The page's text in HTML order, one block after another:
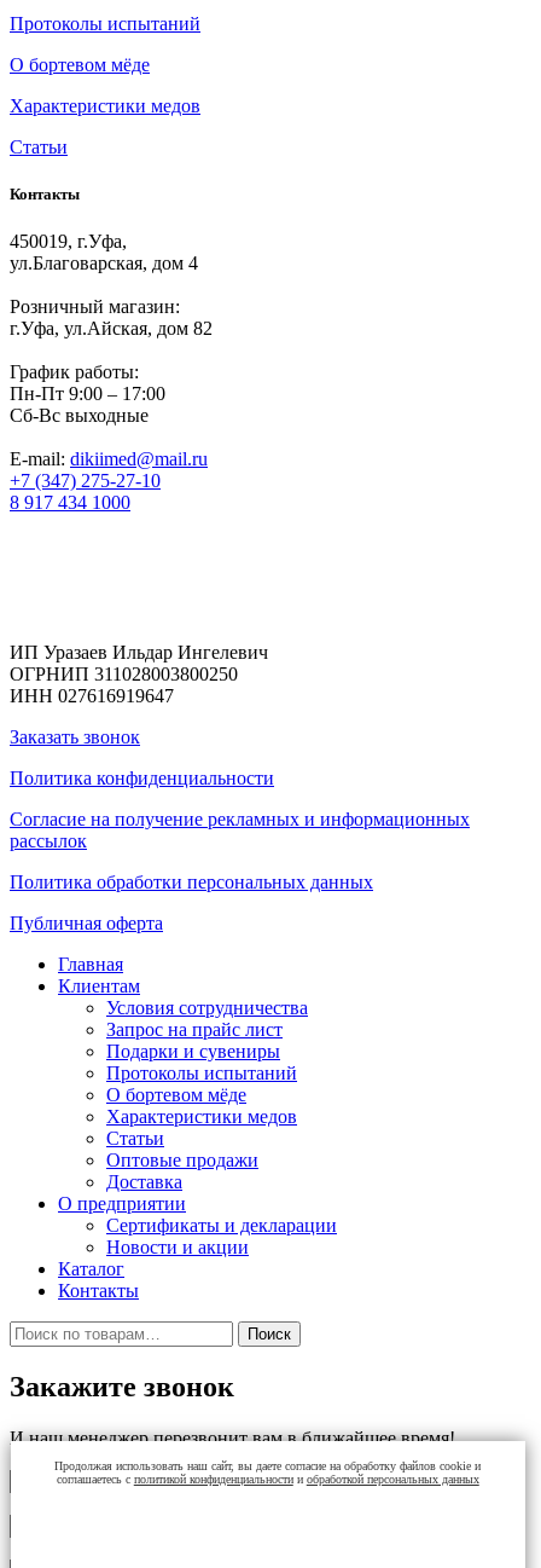
Протоколы испытаний
О бортевом мёде
Характеристики медов
Статьи
Контакты
450019, г.Уфа,
ул.Благоварская, дом 4
Розничный магазин:
г.Уфа, ул.Айская, дом 82
График работы:
Пн-Пт 9:00 – 17:00
Сб-Вс выходные
E-mail: dikiimed@mail.ru
+7 (347) 275-27-10
8 917 434 1000
ИП Уразаев Ильдар Ингелевич
ОГРНИП 311028003800250
ИНН 027616919647
Заказать звонок
Политика конфиденциальности
Согласие на получение рекламных и информационных
рассылок
Политика обработки персональных данных
Публичная оферта
Главная
Клиентам
Условия сотрудничества
Запрос на прайс лист
Подарки и сувениры
Протоколы испытаний
О бортевом мёде
Характеристики медов
Статьи
Оптовые продажи
Доставка
О предприятии
Сертификаты и декларации
Новости и акции
Каталог
Контакты
Искать:
Поиск
Закажите звонок
И наш менеджер перезвонит вам в ближайшее время!
Продолжая использовать наш сайт, вы даете согласие на обработку файлов cookie и
соглашаетесь с политикой конфиденциальностии обработкой персональных данных